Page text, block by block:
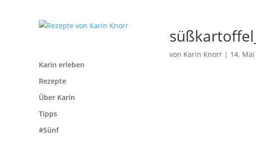
Karin erleben
Rezepte
Über Karin
Tipps
#5ünf
von Karin Knorr | 14.